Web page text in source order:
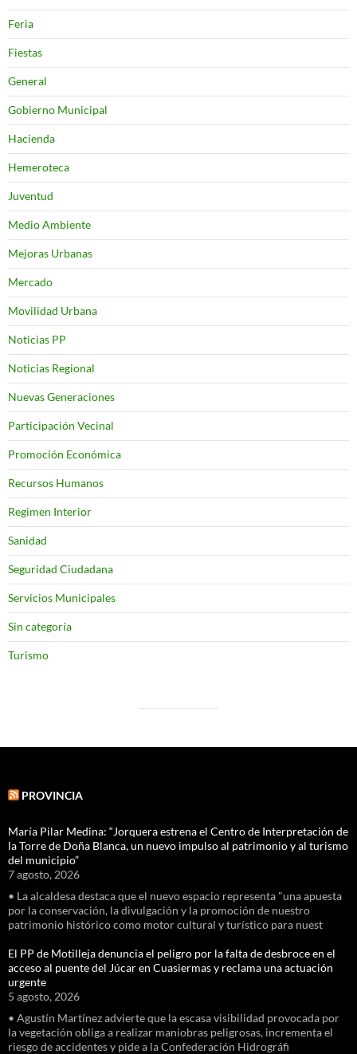
Feria
Fiestas
General
Gobierno Municipal
Hacienda
Hemeroteca
Juventud
Medio Ambiente
Mejoras Urbanas
Mercado
Movilidad Urbana
Noticias PP
Noticias Regional
Nuevas Generaciones
Participación Vecinal
Promoción Económica
Recursos Humanos
Regimen Interior
Sanidad
Seguridad Ciudadana
Servicios Municipales
Sin categoría
Turismo
PROVINCIA
María Pilar Medina: “Jorquera estrena el Centro de Interpretación de
la Torre de Doña Blanca, un nuevo impulso al patrimonio y al turismo
del municipio”
7 agosto, 2026
• La alcaldesa destaca que el nuevo espacio representa "una apuesta
por la conservación, la divulgación y la promoción de nuestro
patrimonio histórico como motor cultural y turístico para nuest
El PP de Motilleja denuncia el peligro por la falta de desbroce en el
acceso al puente del Júcar en Cuasiermas y reclama una actuación
urgente
5 agosto, 2026
• Agustín Martínez advierte que la escasa visibilidad provocada por
la vegetación obliga a realizar maniobras peligrosas, incrementa el
riesgo de accidentes y pide a la Confederación Hidrográfi